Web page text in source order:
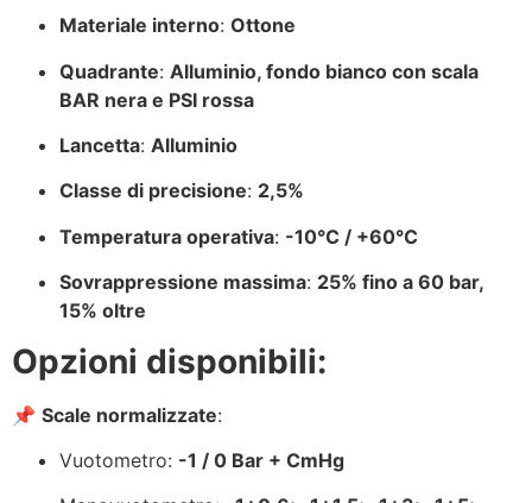
Materiale interno: Ottone
Quadrante: Alluminio, fondo bianco con scala
BAR nera e PSI rossa
Lancetta: Alluminio
Classe di precisione: 2,5%
Temperatura operativa: -10°C / +60°C
Sovrappressione massima: 25% fino a 60 bar,
15% oltre
Opzioni disponibili:
📌 Scale normalizzate:
Vuotometro: -1 / 0 Bar + CmHg